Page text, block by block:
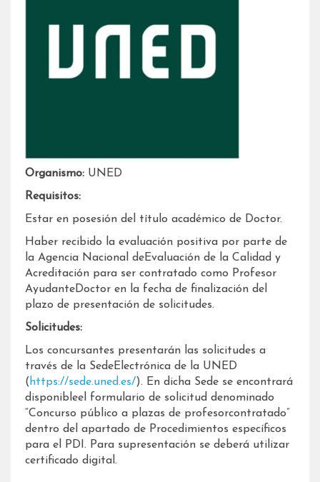
Organismo: UNED
Requisitos:
Estar en posesión del título académico de Doctor.
Haber recibido la evaluación positiva por parte de
la Agencia Nacional deEvaluación de la Calidad y
Acreditación para ser contratado como Profesor
AyudanteDoctor en la fecha de finalización del
plazo de presentación de solicitudes.
Solicitudes:
Los concursantes presentarán las solicitudes a
través de la SedeElectrónica de la UNED
( https://sede.uned.es/). En dicha Sede se encontrará
disponibleel formulario de solicitud denominado
“Concurso público a plazas de profesorcontratado”
dentro del apartado de Procedimientos específicos
para el PDI. Para supresentación se deberá utilizar
certificado digital.